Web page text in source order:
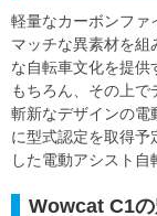
軽量なカーボンファ
マッチな異素材を組
な自転車文化を提供
もちろん、その上
斬新なデザインの電
に型式認定を取得
した電動アシスト自
Wowcat C1の